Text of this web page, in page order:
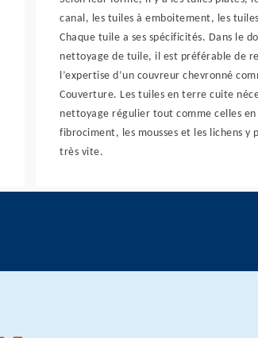
canal, les tuiles à emboitement, les
Chaque tuile a ses spécificités. Dans le
nettoyage de tuile, il est préférable de
l’expertise d’un couvreur chevronné
Couverture. Les tuiles en terre cuite
nettoyage régulier tout comme celles en
fibrociment, les mousses et les lichens y
très vite.